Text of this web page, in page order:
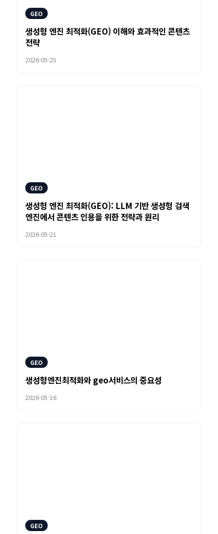
GEO
생성형 엔진 최적화(GEO) 이해와 효과적인 콘텐츠
전략
2026-05-25
GEO
생성형 엔진 최적화(GEO): LLM 기반 생성형 검색
엔진에서 콘텐츠 인용을 위한 전략과 원리
2026-05-21
GEO
생성형엔진최적화와 geo서비스의 중요성
2026-05-16
GEO